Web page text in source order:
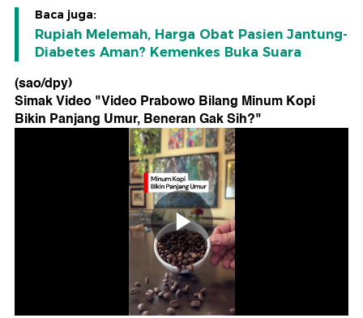
Baca juga:
Rupiah Melemah, Harga Obat Pasien Jantung-
Diabetes Aman? Kemenkes Buka Suara
(sao/dpy)
Simak Video "Video Prabowo Bilang Minum Kopi
Bikin Panjang Umur, Beneran Gak Sih?"